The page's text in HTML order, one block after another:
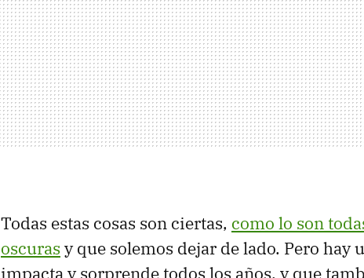
Todas estas cosas son ciertas, como lo son
oscuras y que solemos dejar de lado. Pero hay
impacta y sorprende todos los años, y que